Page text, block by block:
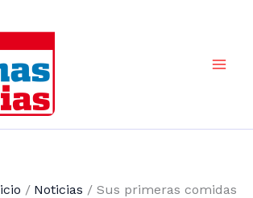
Noticias Sus primeras comidas